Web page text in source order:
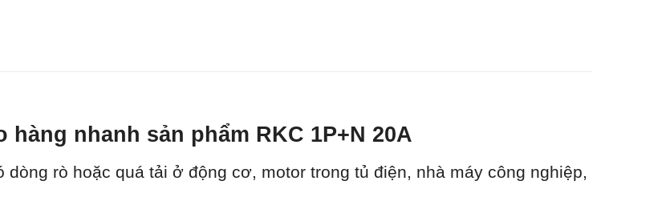
nhanh sản phẩm RKC 1P+N 20A
dòng rò hoặc quá tải ở động cơ, motor trong tủ điện, nhà máy công nghiệp,